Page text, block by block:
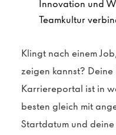
Innovation und
Teamkultur
Klingt nach einem
zeigen kannst?
Karriereportal ist in
besten gleich mit
Startdatum und